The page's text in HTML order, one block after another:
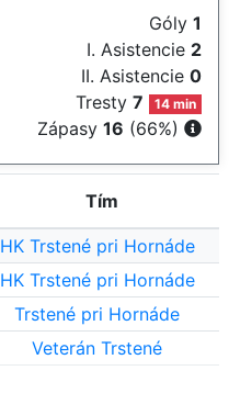
Góly 1
I. Asistencie 2
II. Asistencie 0
Tresty7 14 min
Zápasy 16 (66%)
Tím
HK Trstené pri Hornáde
HK Trstené pri Hornáde
Trstené pri Hornáde
Veterán Trstené